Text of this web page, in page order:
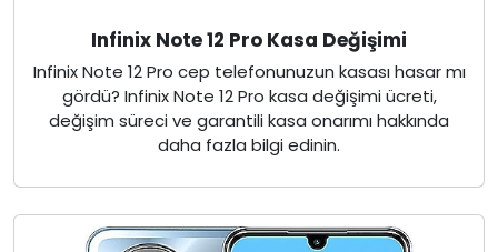
Infinix Note 12 Pro Kasa Değişimi
Infinix Note 12 Pro cep telefonunuzun kasası hasar mı
gördü? Infinix Note 12 Pro kasa değişimi ücreti,
değişim süreci ve garantili kasa onarımı hakkında
daha fazla bilgi edinin.